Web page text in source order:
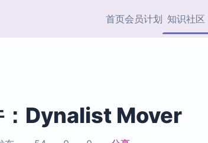
首页会员计划 知识社区
协作者
Dynalist Mover